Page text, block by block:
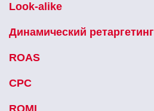
Look-alike
Динамический ретаргетинг
ROAS
CPC